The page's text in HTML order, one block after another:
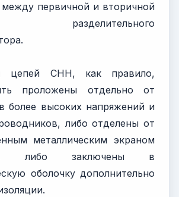
первичной и вторичной
разделительного
цепей СНН, как правило,
проложены отдельно от
более высоких напряжений и
либо отделены от
металлическим экраном
либо заключены в
оболочку дополнительно